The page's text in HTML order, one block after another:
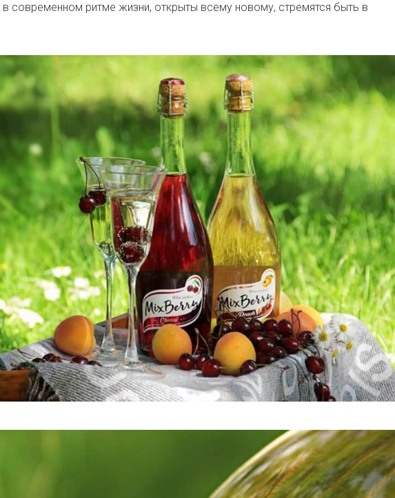
современном ритме жизни, открыты всему новому, стремятся быть в